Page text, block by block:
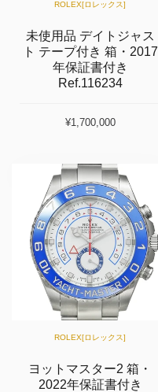
ROLEX[ロレックス]
未使用品 デイトジャス
ト テープ付き 箱・2017
年保証書付き
Ref.116234
¥1,700,000
ROLEX[ロレックス]
ヨットマスター2 箱・
2022年保証書付き